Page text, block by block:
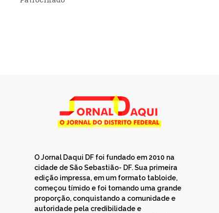
O Jornal Daqui DF foi fundado em 2010 na
cidade de São Sebastião- DF. Sua primeira
edição impressa, em um formato tabloide,
começou tímido e foi tomando uma grande
proporção, conquistando a comunidade e
autoridade pela credibilidade e